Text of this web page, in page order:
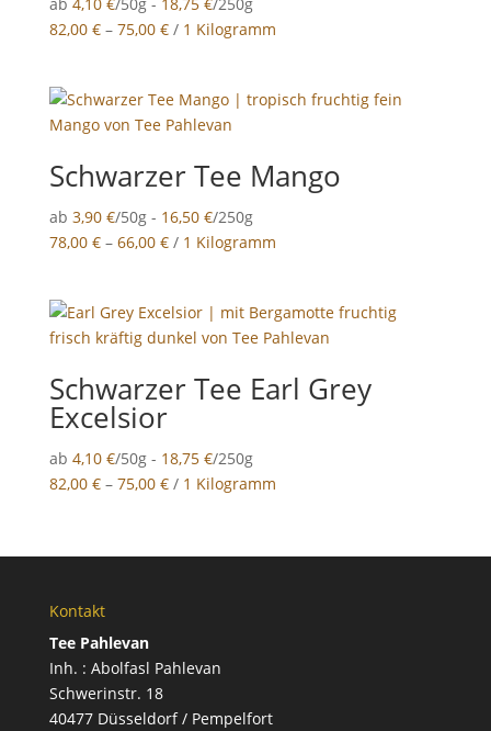
82,00 €– 75,00 €/ 1 Kilogramm
Schwarzer Tee Mango
ab 3,90 €/50g - 16,50 €/250g
78,00 €– 66,00 €/ 1 Kilogramm
Schwarzer Tee Earl Grey
Excelsior
ab 4,10 €/50g - 18,75 €/250g
82,00 €– 75,00 €/ 1 Kilogramm
Kontakt
Tee Pahlevan
Inh. : Abolfasl Pahlevan
Schwerinstr. 18
40477 Düsseldorf / Pempelfort